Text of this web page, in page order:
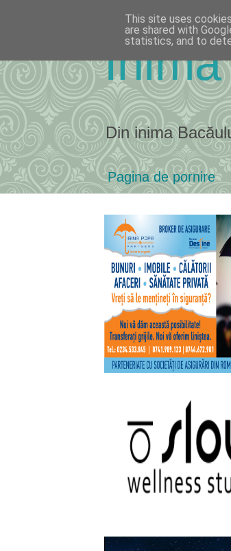
Din inima
Pagina de pornire
This site uses
are shared with
statistics, and to